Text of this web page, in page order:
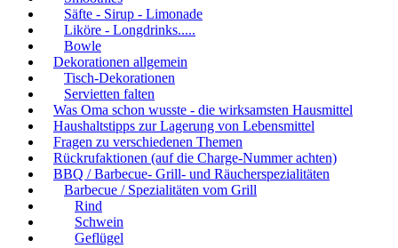
Säfte - Sirup - Limonade
Liköre - Longdrinks.....
Bowle
Dekorationen allgemein
Tisch-Dekorationen
Servietten falten
Was Oma schon wusste - die wirksamsten Hausmittel
Haushaltstipps zur Lagerung von Lebensmittel
Fragen zu verschiedenen Themen
Rückrufaktionen (auf die Charge-Nummer achten)
BBQ / Barbecue- Grill- und Räucherspezialitäten
Barbecue / Spezialitäten vom Grill
Rind
Schwein
Geflügel